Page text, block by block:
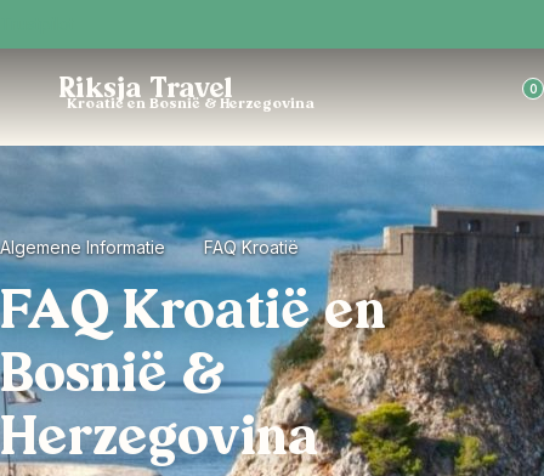
Riksja Travel
Kroatië en Bosnië & Herzegovina
0
Algemene Informatie FAQ Kroatië
FAQ Kroatië en
Bosnië &
Herzegovina